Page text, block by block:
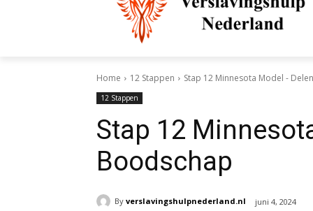
Home 12 Stappen Stap 12 Minnesota Model -
12 Stappen
Stap 12
Boodschap
By verslavingshulpnederland.nl juni 4, 2024